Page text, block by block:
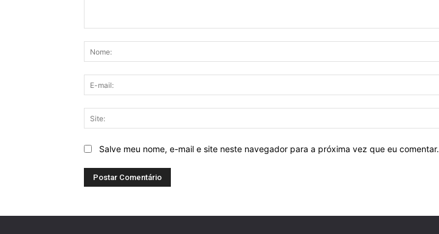
Salve meu nome, e-mail e site neste navegador para a próxima vez que eu comentar.